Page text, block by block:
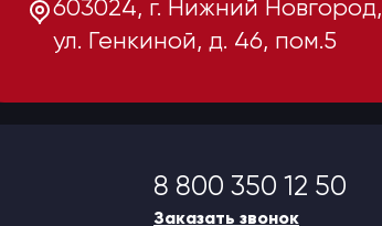
603024, г. Нижний Новгород,
ул. Генкиной, д. 46, пом.5
8 800 350 12 50
Заказать звонок